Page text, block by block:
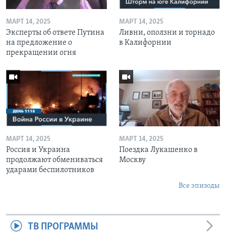
МАРТ 14, 2025
Эксперты об ответе Путина
на предложение о
прекращении огня
МАРТ 14, 2025
Ливни, оползни и торнадо
в Калифорнии
МАРТ 14, 2025
Россия и Украина
продолжают обмениваться
ударами беспилотников
МАРТ 14, 2025
Поездка Лукашенко в
Москву
Все эпизоды
ТВ ПРОГРАММЫ